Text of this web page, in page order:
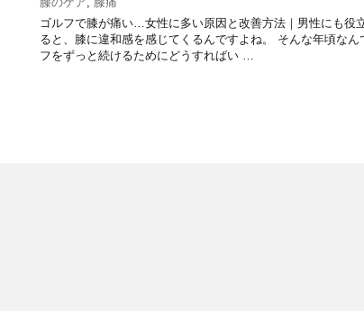
ゴルフで膝が痛い…女性に多い原因と改善方法｜男性にも役
ると、膝に違和感を感じてくるんですよね。 そんな年頃な
フをずっと続けるためにどうすればい …